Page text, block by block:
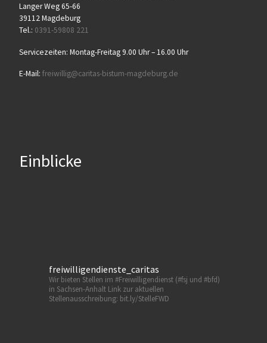
Langer Weg 65-66
39112 Magdeburg
Tel.: 0391-59808 221
Servicezeiten: Montag-Freitag 9.00 Uhr – 16.00 Uhr
E-Mail: freiwillig@caritas-bistum-magdeburg.de
Einblicke
freiwilligendienste_caritas
Wir bieten Stellen im #Freiwilligendienst (#fsj und #bfd)
in Sachsen-AnhaltLink zur aktuellen
Stellenausschreibung: bit.ly/StelleFWD